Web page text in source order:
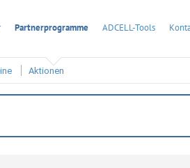
Partnerprogramme ADCELL-Tools
Aktionen